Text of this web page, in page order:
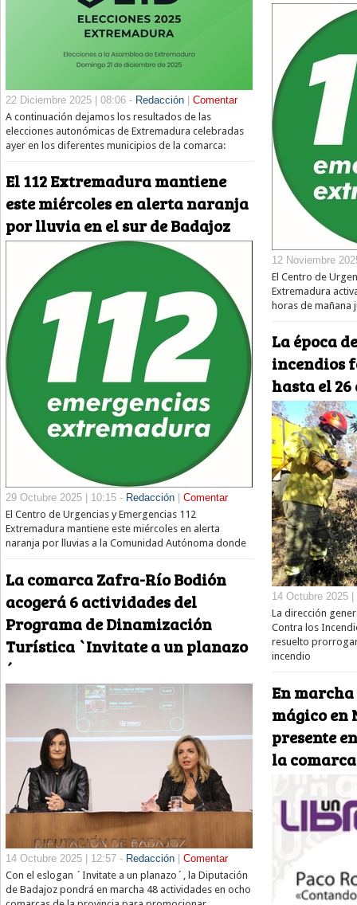
22 Diciembre 2025 | 08:06 - Redacción| Comentar
A continuación dejamos los resultados de las
elecciones autonómicas de Extremadura celebradas
ayer en los diferentes municipios de la comarca:
El 112 Extremadura mantiene
este miércoles en alerta naranja
por lluvia en el sur de Badajoz
29 Octubre 2025 | 10:15 - Redacción| Comentar
El Centro de Urgencias y Emergencias 112
Extremadura mantiene este miércoles en alerta
naranja por lluvias a la Comunidad Autónoma donde
La comarca Zafra-Río Bodión
acogerá 6 actividades del
Programa de Dinamización
Turística `Invitate a un planazo
´
14 Octubre 2025 | 12:57 - Redacción| Comentar
Con el eslogan ´Invitate a un planazo´, la Diputación
de Badajoz pondrá en marcha 48 actividades en ocho
12 Noviembre
El Centro de
Extremadura
horas de mañana
La época
incendios
hasta el
14 Octubre 2025
La dirección
Contra los
resuelto
incendio
En
mágico en
presente
la comarca